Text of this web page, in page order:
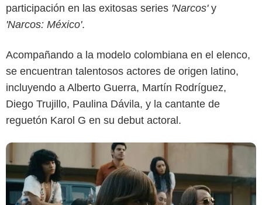
participación en las exitosas series 'Narcos'y
'Narcos: México'.
Acompañando a la modelo colombiana en el elenco,
se encuentran talentosos actores de origen latino,
incluyendo a Alberto Guerra, Martín Rodríguez,
Diego Trujillo, Paulina Dávila, y la cantante de
reguetón Karol G en su debut actoral.